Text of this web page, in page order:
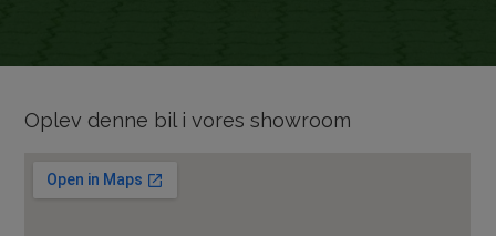
Oplev denne bil i vores showroom